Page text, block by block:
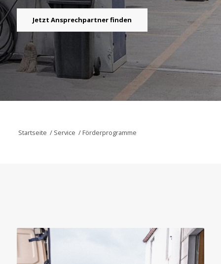
Jetzt Ansprechpartner finden
Startseite / Service / Förderprogramme